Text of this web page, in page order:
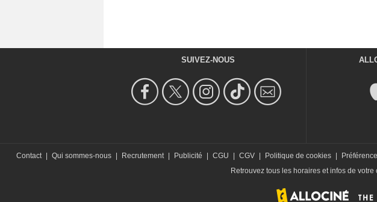
SUIVEZ-NOUS
Contact Qui sommes-nous Recrutement Publicité CGU CGV Politique de cookies
Retrouvez tous les horaires et infos de